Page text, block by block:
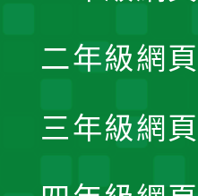
二年級網頁
三年級網頁